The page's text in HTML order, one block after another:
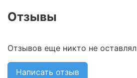
Отзывы
Отзывов еще никто не оставлял
Написать отзыв